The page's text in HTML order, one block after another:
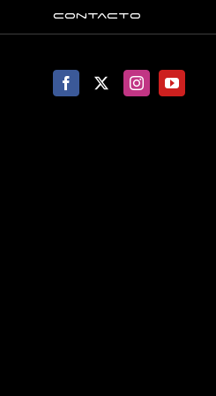
Contacto
Facebook
X InstagramYouTube